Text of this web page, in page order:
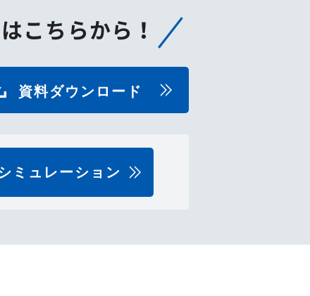
こちらから！
資料ダウンロード
ミュレーション